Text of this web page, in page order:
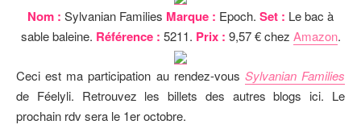
Nom : Sylvanian Families Marque : Epoch. Set : Le bac à
sable baleine. Référence : 5211. Prix : 9,57 € chez Amazon.
Ceci est ma participation au rendez-vous Sylvanian Families
de Féelyli. Retrouvez les billets des autres blogs ici. Le
prochain rdv sera le 1er octobre.